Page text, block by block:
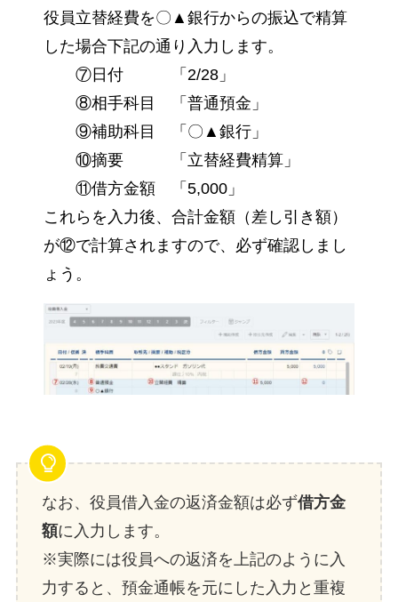
役員立替経費を〇▲銀行からの振込で精算
した場合下記の通り入力します。
⑦日付 「2/28」
⑧相手科目 「普通預金」
⑨補助科目 「〇▲銀行」
⑩摘要 「立替経費精算」
⑪借方金額 「5,000」
これらを入力後、合計金額（差し引き額）
が⑫で計算されますので、必ず確認しまし
ょう。
なお、役員借入金の返済金額は必ず借方金
額に入力します。
※実際には役員への返済を上記のように入
力すると、預金通帳を元にした入力と重複